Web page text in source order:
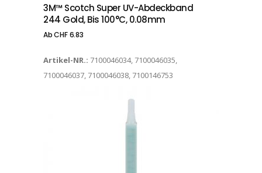
3M™ Scotch Super UV-Abdeckband
244 Gold, Bis 100°C, 0.08mm
AbCHF6.83
Artikel-NR.: 7100046034, 7100046035,
7100046037, 7100046038, 7100146753